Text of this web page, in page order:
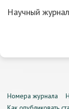
Научный
Номера журнала